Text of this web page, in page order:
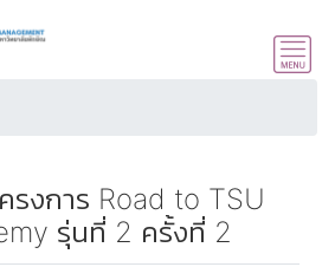
งการ Road to TSU
รุ่นที่ 2 ครั้งที่ 2